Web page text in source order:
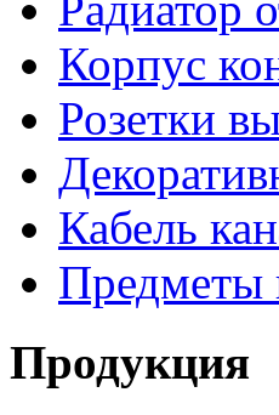
Корпус
Розетки
Кабель
Предметы
Продукция